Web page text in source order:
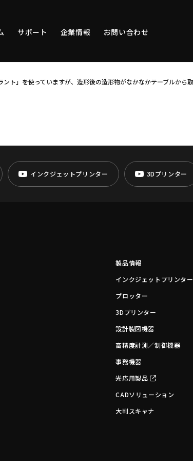
サポート 企業情報 お問い合わせ
ト」を使っていますが、造形後の造形物がなかなかテーブルから
インクジェットプリンター 3Dプリンター
製品情報
インクジェットプリンター
プロッター
3Dプリンター
設計製図機器
高精度計測／制御機器
事務機器
光応用製品
CADソリューション
大判スキャナ